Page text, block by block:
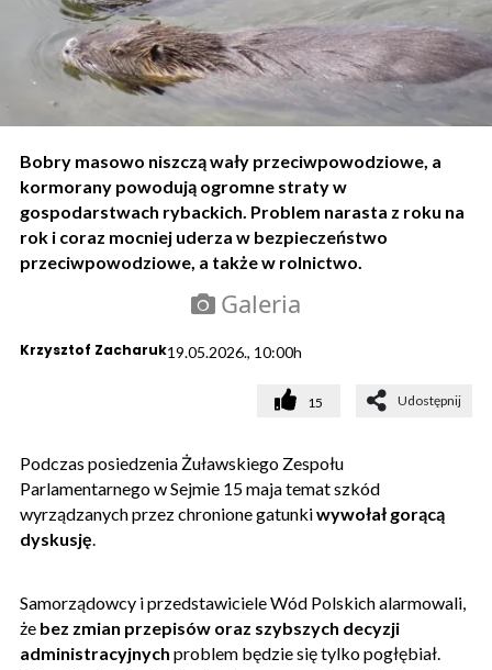
Bobry masowo niszczą wały przeciwpowodziowe, a
kormorany powodują ogromne straty w
gospodarstwach rybackich. Problem narasta z roku na
rok i coraz mocniej uderza w bezpieczeństwo
przeciwpowodziowe, a także w rolnictwo.
Galeria
Krzysztof Zacharuk19.05.2026., 10:00h
15 Udostępnij
Podczas posiedzenia Żuławskiego Zespołu
Parlamentarnego w Sejmie 15 maja temat szkód
wyrządzanych przez chronione gatunkiwywołał gorącą
dyskusję.
Samorządowcy i przedstawiciele Wód Polskich alarmowali,
że bez zmian przepisów oraz szybszych decyzji
administracyjnych problem będzie się tylko pogłębiał.